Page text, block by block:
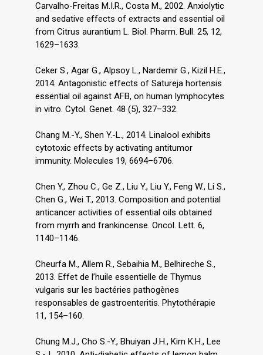
Carvalho-Freitas M.I.R., Costa M., 2002. Anxiolytic
and sedative effects of extracts and essential oil
from Citrus aurantium L. Biol. Pharm. Bull. 25, 12,
1629–1633.
Ceker S., Agar G., Alpsoy L., Nardemir G., Kizil H.E.,
2014. Antagonistic effects of Satureja hortensis
essential oil against AFB, on human lymphocytes
in vitro. Cytol. Genet. 48 (5), 327–332.
Chang M.-Y., Shen Y.-L., 2014. Linalool exhibits
cytotoxic effects by activating antitumor
immunity. Molecules 19, 6694–6706.
Chen Y., Zhou C., Ge Z., Liu Y., Liu Y., Feng W., Li S.,
Chen G., Wei T., 2013. Composition and potential
anticancer activities of essential oils obtained
from myrrh and frankincense. Oncol. Lett. 6,
1140–1146.
Cheurfa M., Allem R., Sebaihia M., Belhireche S.,
2013. Effet de l’huile essentielle de Thymus
vulgaris sur les bactéries pathogènes
responsables de gastroenteritis. Phytothérapie
11, 154–160.
Chung M.J., Cho S.-Y., Bhuiyan J.H., Kim K.H., Lee